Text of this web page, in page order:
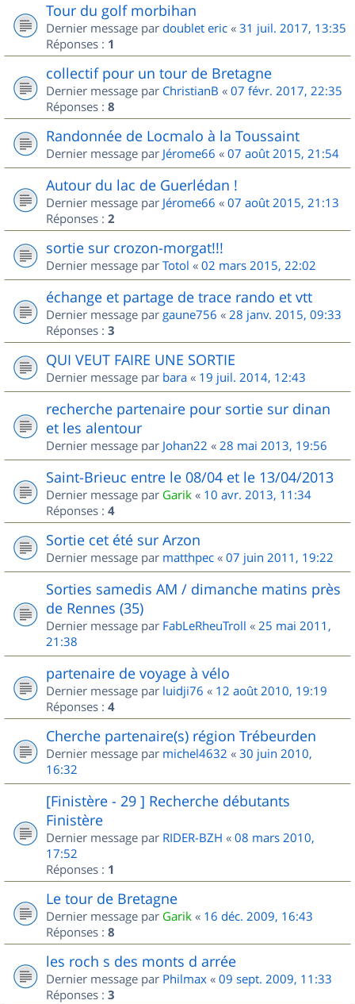
Tour du golf morbihan
Dernier message par doublet eric « 31 juil. 2017, 13:35
Réponses : 1
collectif pour un tour de Bretagne
Dernier message par ChristianB « 07 févr. 2017, 22:35
Réponses : 8
Randonnée de Locmalo à la Toussaint
Dernier message par Jérome66 « 07 août 2015, 21:54
Autour du lac de Guerlédan !
Dernier message par Jérome66 « 07 août 2015, 21:13
Réponses : 2
sortie sur crozon-morgat!!!
Dernier message par Totol « 02 mars 2015, 22:02
échange et partage de trace rando et vtt
Dernier message par gaune756 « 28 janv. 2015, 09:33
Réponses : 3
QUI VEUT FAIRE UNE SORTIE
Dernier message par bara « 19 juil. 2014, 12:43
recherche partenaire pour sortie sur dinan
et les alentour
Dernier message par Johan22 « 28 mai 2013, 19:56
Saint-Brieuc entre le 08/04 et le 13/04/2013
Dernier message par Garik « 10 avr. 2013, 11:34
Réponses : 4
Sortie cet été sur Arzon
Dernier message par matthpec « 07 juin 2011, 19:22
Sorties samedis AM / dimanche matins près
de Rennes (35)
Dernier message par FabLeRheuTroll « 25 mai 2011,
21:38
partenaire de voyage à vélo
Dernier message par luidji76 « 12 août 2010, 19:19
Réponses : 4
Cherche partenaire(s) région Trébeurden
Dernier message par michel4632 « 30 juin 2010,
16:32
[Finistère - 29 ] Recherche débutants
Finistère
Dernier message par RIDER-BZH « 08 mars 2010,
17:52
Réponses : 1
Le tour de Bretagne
Dernier message par Garik « 16 déc. 2009, 16:43
Réponses : 8
les roch s des monts d arrée
Dernier message par Philmax « 09 sept. 2009, 11:33
Réponses : 3